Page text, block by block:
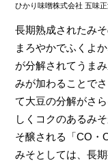
ひかり味噌株式会社 五味
長期熟成されたみ
まろやかでふくよ
が分解されてうま
みが加わることで
て大豆の分解がさ
しくコクのあるみ
そ醸される「CO・
みそとしては、長